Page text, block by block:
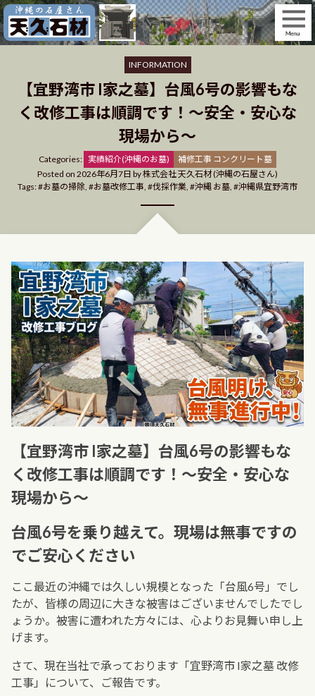
Skip
to
content
INFORMATION
【宜野湾市 I家之墓】台風6号の影響もな
く改修工事は順調です！〜安全・安心な
現場から〜
Categories: Categories
実績紹介(沖縄のお墓)
補修工事 コンクリート墓
Posted on 2026年6月7日 by株式会社 天久石材 (沖縄の石屋さん)
Tags:
お墓の掃除, お墓改修工事, 伐採作業, 沖縄 お墓, 沖縄県宜野湾市
【宜野湾市 I家之墓】台風6号の影響もな
く改修工事は順調です！〜安全・安心な
現場から〜
台風6号を乗り越えて。現場は無事ですの
でご安心ください
ここ最近の沖縄では久しい規模となった「台風6号」でし
たが、皆様の周辺に大きな被害はございませんでしたでし
ょうか。被害に遭われた方々には、心よりお見舞い申し上
げます。
さて、現在当社で承っております「宜野湾市 I家之墓 改修
工事」について、ご報告です。